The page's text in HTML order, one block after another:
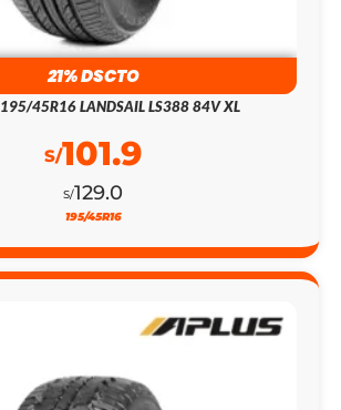
21% DSCTO
195/45R16 LANDSAIL LS388 84V XL
S/129.0
S/101.9
195/45R16